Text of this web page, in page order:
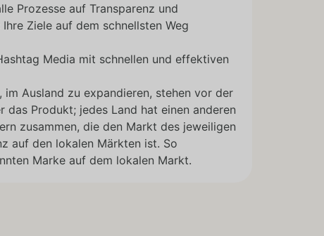
Prozesse auf Transparenz und
Ziele auf dem schnellsten Weg
Media mit schnellen und effektiven
im Ausland zu expandieren, stehen vor der
das Produkt; jedes Land hat einen anderen
zusammen, die den Markt des jeweiligen
auf den lokalen Märkten ist. So
Marke auf dem lokalen Markt.